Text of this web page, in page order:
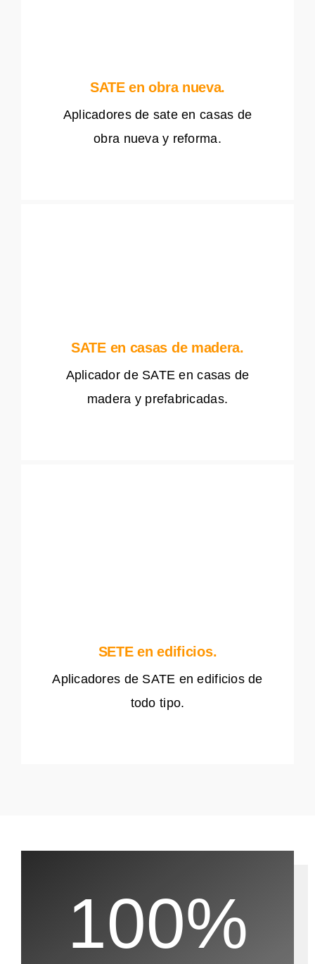
SATE en obra nueva.
Aplicadores de sate en casas de
obra nueva y reforma.
SATE en casas de madera.
Aplicador de SATE en casas de
madera y prefabricadas.
SETE en edificios.
Aplicadores de SATE en edificios de
todo tipo.
100%